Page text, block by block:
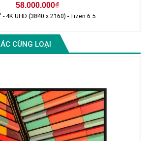
58.000.000₫
- 4K UHD (3840 x 2160) - Tizen 6.5
CÙNG LOẠI